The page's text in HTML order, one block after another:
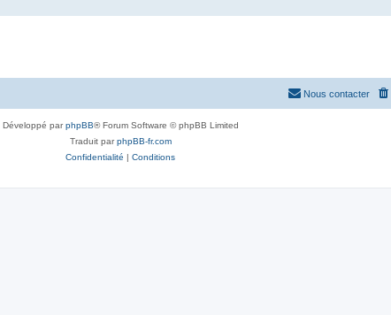
Nous contacter
Développé parphpBB® Forum Software © phpBB Limited
Traduit parphpBB-fr.com
Confidentialité | Conditions